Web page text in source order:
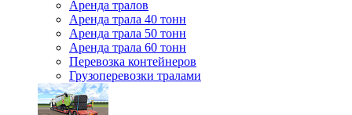
Аренда тралов
Аренда трала 40 тонн
Аренда трала 50 тонн
Аренда трала 60 тонн
Перевозка контейнеров
Грузоперевозки тралами